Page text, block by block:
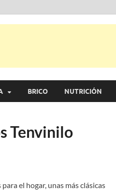
BRICO NUTRICIÓN
Tenvinilo
el hogar, unas más clásicas